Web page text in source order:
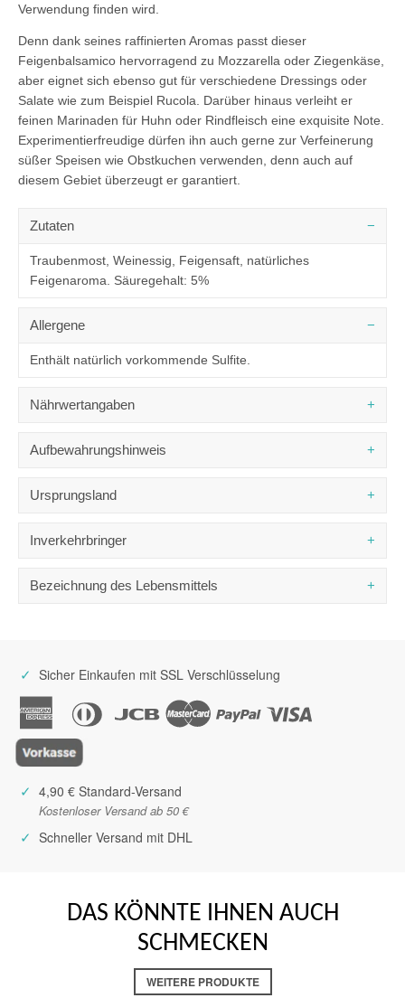
Verwendung finden wird.
Denn dank seines raffinierten Aromas passt dieser
Feigenbalsamico hervorragend zu Mozzarella oder Ziegenkäse,
aber eignet sich ebenso gut für verschiedene Dressings oder
Salate wie zum Beispiel Rucola. Darüber hinaus verleiht er
feinen Marinaden für Huhn oder Rindfleisch eine exquisite Note.
Experimentierfreudige dürfen ihn auch gerne zur Verfeinerung
süßer Speisen wie Obstkuchen verwenden, denn auch auf
diesem Gebiet überzeugt er garantiert.
Zutaten
Traubenmost, Weinessig, Feigensaft, natürliches
Feigenaroma. Säuregehalt: 5%
Allergene
Enthält natürlich vorkommende Sulfite.
Nährwertangaben
Fett
Kohlenhydrate
Eiweiß
0,00
Aufbewahrungshinweis
Ursprungsland
Inverkehrbringer
Kornblumenweg 8
Bezeichnung des Lebensmittels
✓ Sicher Einkaufen mit SSL Verschlüsselung
✓ 4,90 € Standard-Versand
Kostenloser Versand ab 50 €
✓ Schneller Versand mit DHL
DAS KÖNNTE IHNEN AUCH
SCHMECKEN
WEITERE PRODUKTE